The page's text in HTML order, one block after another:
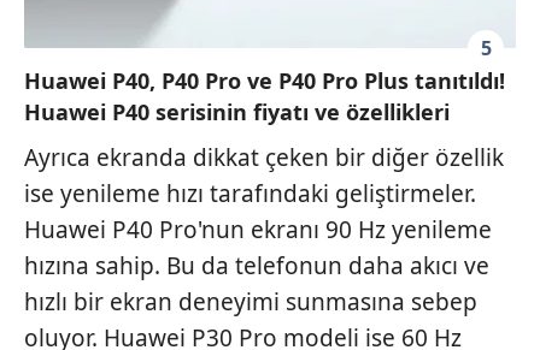
5
Huawei P40, P40 Pro ve P40 Pro Plus tanıtıldı!
Huawei P40 serisinin fiyatı ve özellikleri
Ayrıca ekranda dikkat çeken bir diğer özellik
ise yenileme hızı tarafındaki geliştirmeler.
Huawei P40 Pro'nun ekranı 90 Hz yenileme
hızına sahip. Bu da telefonun daha akıcı ve
hızlı bir ekran deneyimi sunmasına sebep
oluyor. Huawei P30 Pro modeli ise 60 Hz